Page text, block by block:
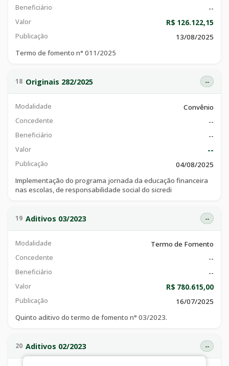
Beneficiário --
Valor R$ 126.122,15
Publicação
13/08/2025
Termo de fomento n° 011/2025
18 Originais 282/2025 --
Modalidade Convênio
Concedente --
Beneficiário --
Valor --
Publicação
04/08/2025
Implementação do programa jornada da educação financeira
nas escolas, de responsabilidade social do sicredi
19 Aditivos 03/2023 --
Modalidade Termo de Fomento
Concedente --
Beneficiário --
Valor R$ 780.615,00
Publicação
16/07/2025
Quinto aditivo do termo de fomento n° 03/2023.
20 Aditivos 02/2023 --